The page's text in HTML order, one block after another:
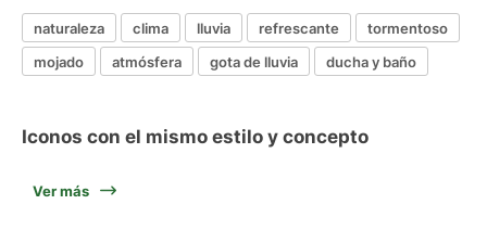
naturaleza clima lluvia refrescante
tormentoso
mojado
atmósfera gota de lluvia ducha y baño
Iconos con el mismo estilo y concepto
Ver más